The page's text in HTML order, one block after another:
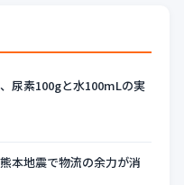
尿素100gと水100mLの実
本地震で物流の余力が消